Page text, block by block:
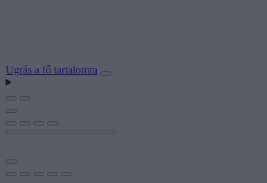
Ugrás a fő tartalomra